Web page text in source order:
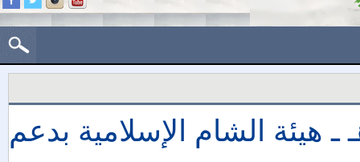
ريف حمص الشمالي 1434هـ ـ هيئة الشام الإسلامية بدعم